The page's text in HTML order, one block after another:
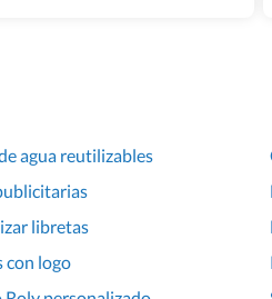
agua reutilizables
libretas
con logo